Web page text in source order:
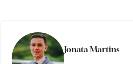
Jonata Martins